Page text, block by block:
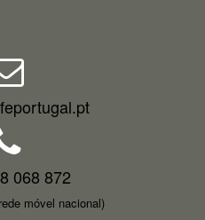
068 872
móvel nacional)